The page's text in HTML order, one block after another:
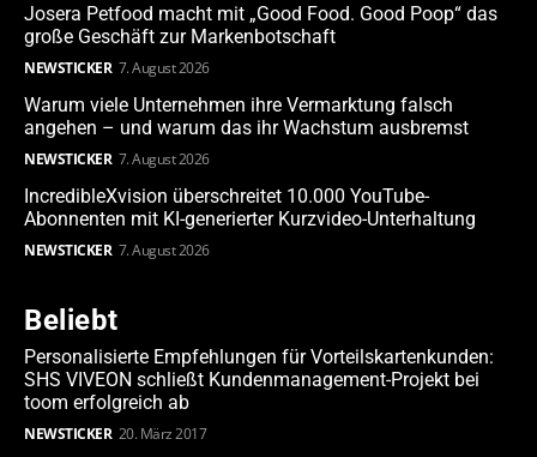
Josera Petfood macht mit „Good Food. Good Poop“ das
große Geschäft zur Markenbotschaft
NEWSTICKER 7. August 2026
Warum viele Unternehmen ihre Vermarktung falsch
angehen – und warum das ihr Wachstum ausbremst
NEWSTICKER 7. August 2026
IncredibleXvision überschreitet 10.000 YouTube-
Abonnenten mit KI-generierter Kurzvideo-Unterhaltung
NEWSTICKER 7. August 2026
Beliebt
Personalisierte Empfehlungen für Vorteilskartenkunden:
SHS VIVEON schließt Kundenmanagement-Projekt bei
toom erfolgreich ab
NEWSTICKER 20. März 2017